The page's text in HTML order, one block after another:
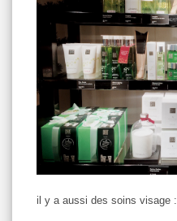
il y a aussi des soins visage :